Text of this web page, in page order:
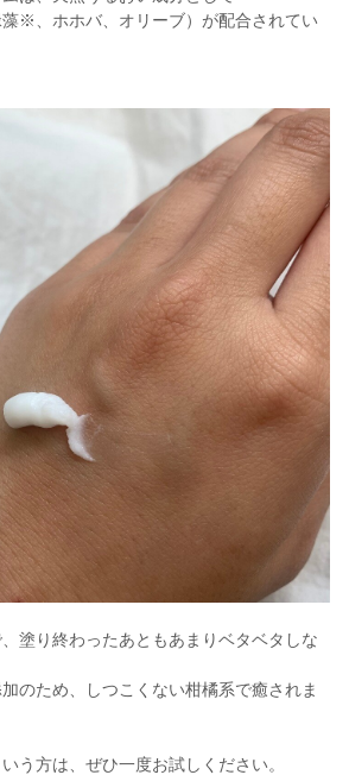
藻※、ホホバ、オリーブ）が配合されてい
塗り終わったあともあまりベタベタしな
のため、しつこくない柑橘系で癒されま
う方は、ぜひ一度お試しください。